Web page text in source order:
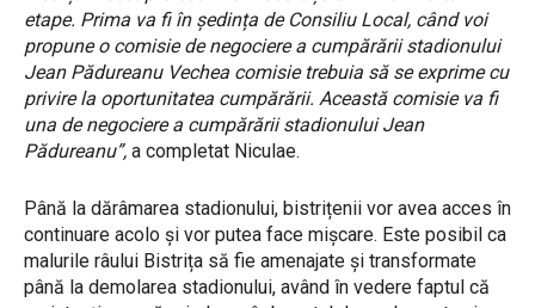
etape. Prima va fi în ședința de Consiliu Local, când voi
propune o comisie de negociere a cumpărării stadionului
Jean Pădureanu Vechea comisie trebuia să se exprime cu
privire la oportunitatea cumpărării. Această comisie va fi
una de negociere a cumpărării stadionului Jean
Pădureanu”, a completat Niculae.
Până la dărâmarea stadionului, bistrițenii vor avea acces în
continuare acolo și vor putea face mișcare. Este posibil ca
malurile râului Bistrița să fie amenajate și transformate
până la demolarea stadionului, având în vedere faptul că